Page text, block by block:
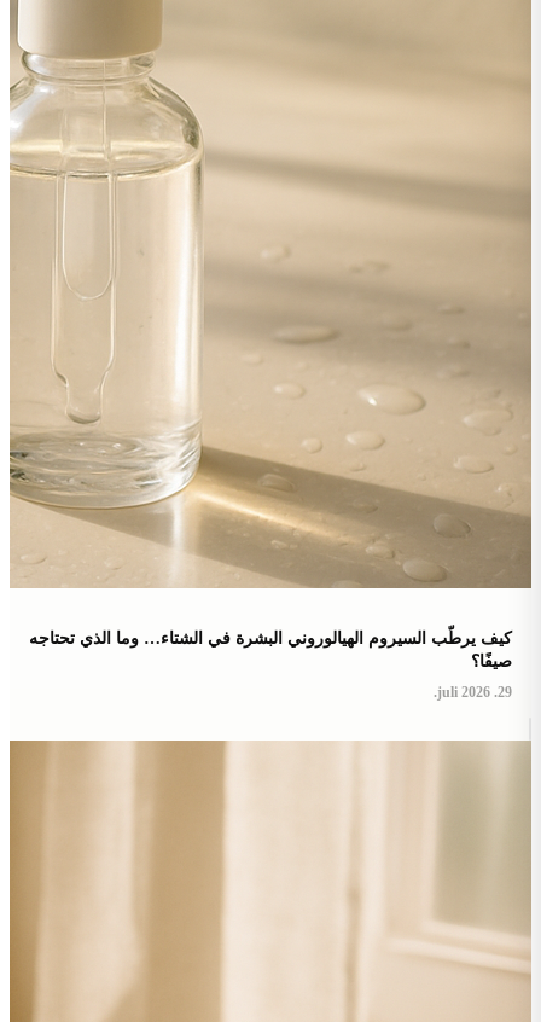
كيف يرطّب السيروم الهيالوروني البشرة في الشتاء… وما الذي تحتاجه
صيفًا؟
29. juli 2026.